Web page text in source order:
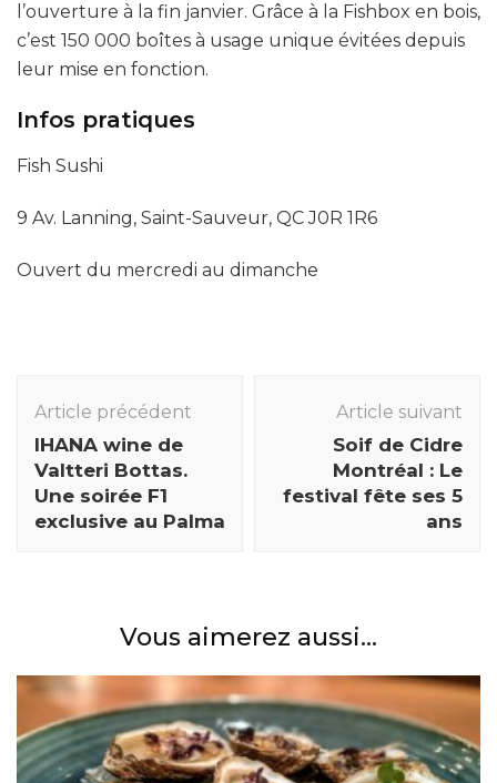
l’ouverture à la fin janvier. Grâce à la Fishbox en bois,
c’est 150 000 boîtes à usage unique évitées depuis
leur mise en fonction.
Infos pratiques
Fish Sushi
9 Av. Lanning, Saint-Sauveur, QC J0R 1R6
Ouvert du mercredi au dimanche
des
articles
Article précédent
IHANA wine de
Valtteri Bottas.
Une soirée F1
exclusive au Palma
Article suivant
Soif de Cidre
Montréal : Le
festival fête ses 5
ans
Vous aimerez aussi...